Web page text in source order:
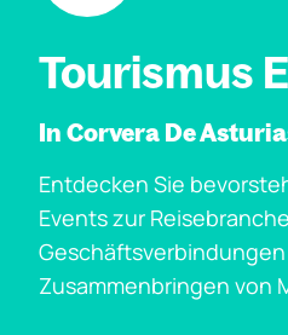
Tourismus
In Corvera De
Entdecken Sie
Events zur
Zusammenbringen von